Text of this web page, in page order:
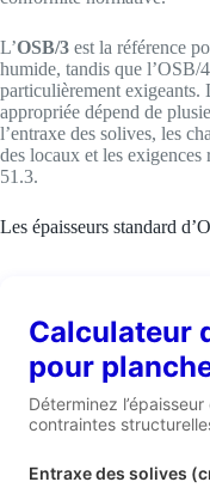
L’OSB/3 est la référence
humide, tandis que l’OSB/
particulièrement exigeants.
appropriée dépend de
l’entraxe des solives, les
des locaux et les
51.3.
Les épaisseurs standard
Calculateur
pour
Déterminez
contraintes
Entraxe des solives